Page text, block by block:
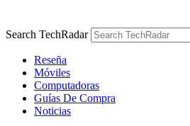
Search TechRadar
Reseña
Móviles
Computadoras
Guías De Compra
Noticias